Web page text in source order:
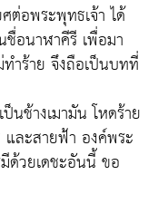
ต่อพระพุทธเจ้า ได้
อนาฬาคีรี เพื่อมา
ทำร้าย จึงถือเป็นบทที่
นช้างเมามัน โหดร้าย
และสายฟ้า องค์พระ
ด้วยเดชะอันนี้ ขอ